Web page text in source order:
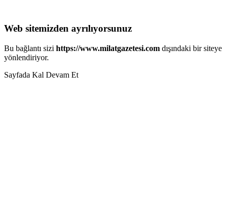
Web sitemizden ayrılıyorsunuz
Bu bağlantı sizi https://www.milatgazetesi.com dışındaki bir siteye
yönlendiriyor.
Sayfada Kal Devam Et